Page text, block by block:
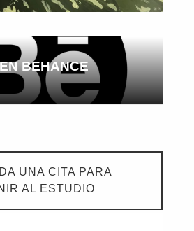
BEHANCE
UNA CITA PARA
AL ESTUDIO